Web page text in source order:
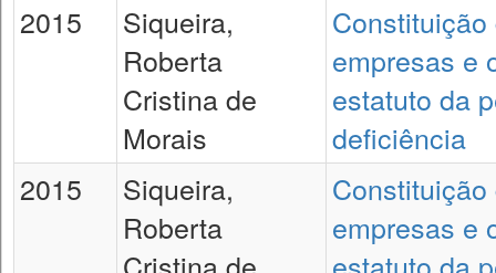
2015
Siqueira,
Roberta
Cristina de
Morais
Constituição
empresas e
estatuto da
deficiência
2015
Siqueira,
Roberta
Constituição
empresas e